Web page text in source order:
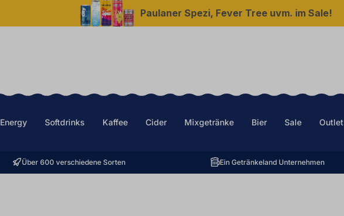
Paulaner Spezi, Fever Tree uvm. im Sale!
Energy Softdrinks Kaffee Cider Mixgetränke Bier Sale Outlet
Über 600 verschiedene Sorten Ein Getränkeland Unternehmen